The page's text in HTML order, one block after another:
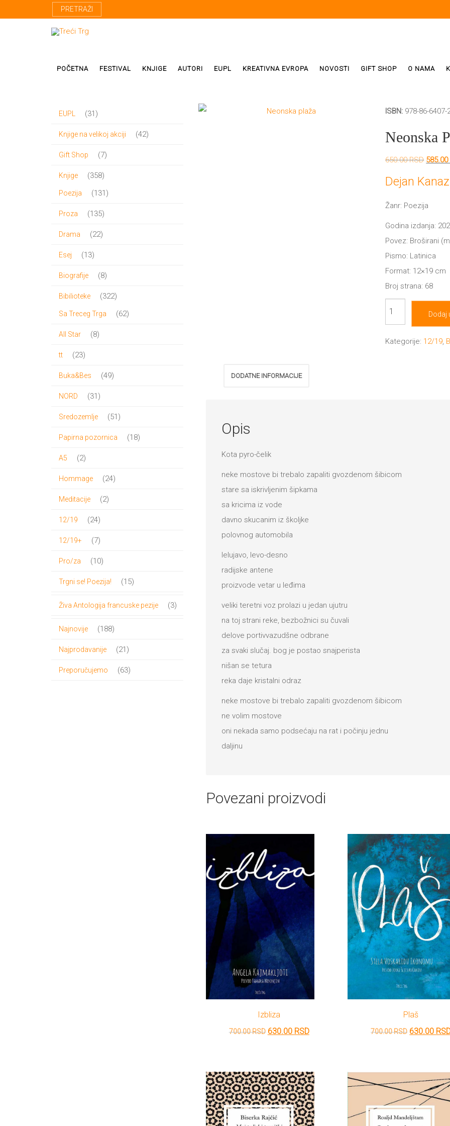
PRETRAŽI
POČETNA FESTIVAL KNJIGE AUTORI EUPL KREATIVNA EVROPA NOVOSTI GIFT SHOP O NAMA
ISBN: 978-86-6407-
Neonska
650.00RSD
je
bila:
585.00
Dejan
Žanr: Poezija
Godina izdanja:
Povez: Broširani
Pismo: Latinica
Format: 12×19 cm
Broj strana: 68
Dodaj
Kategorije: 12/19,
DODATNE INFORMACIJE
Opis
Kota pyro-čelik
neke mostove bi trebalo zapaliti gvozdenom šibicom
stare sa iskrivljenim šipkama
sa kricima iz vode
davno skucanim iz školjke
polovnog automobila
lelujavo, levo-desno
radijske antene
proizvode vetar u leđima
veliki teretni voz prolazi u jedan ujutru
na toj strani reke, bezbožnici su čuvali
delove portivvazudšne odbrane
za svaki slučaj. bog je postao snajperista
nišan se tetura
reka daje kristalni odraz
neke mostove bi trebalo zapaliti gvozdenom šibicom
ne volim mostove
oni nekada samo podsećaju na rat i počinju jednu
daljinu
Povezani proizvodi
Izbliza
700.00RSD Originalna
bila:
700.00 RSD.
630.00 RSDTrenutna
630.00 RSD.
Plaš
700.00RSD Originalna
700.00 RSD.
630.00
EUPL 3131
Knjige na velikoj akciji 4242
Gift Shop 77
Knjige 358358
proizvoda
Poezija 131131
Proza 135135
Drama 2222
Esej 1313
Biografije 88
Bibilioteke 322322
proizvoda
Sa Treceg Trga 6262
All Star 88
tt 2323
Buka&Bes 4949
NORD 3131
Sredozemlje 5151
Papirna pozornica 1818
A5 22
Hommage 2424
Meditacije 22
12/19 2424
12/19+ 77
Pro/za 1010
Trgni se! Poezija! 1515
Živa Antologija francuske pezije 33
Najnovije 188188
Najprodavanije 2121
Preporučujemo 6363